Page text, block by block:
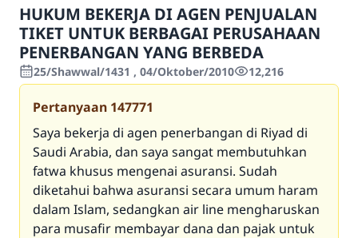
HUKUM BEKERJA DI AGEN PENJUALAN
TIKET UNTUK BERBAGAI PERUSAHAAN
PENERBANGAN YANG BERBEDA
25/Shawwal/1431 , 04/Oktober/2010 12,216
Pertanyaan 147771
Saya bekerja di agen penerbangan di Riyad di
Saudi Arabia, dan saya sangat membutuhkan
fatwa khusus mengenai asuransi. Sudah
diketahui bahwa asuransi secara umum haram
dalam Islam, sedangkan air line mengharuskan
para musafir membayar dana dan pajak untuk